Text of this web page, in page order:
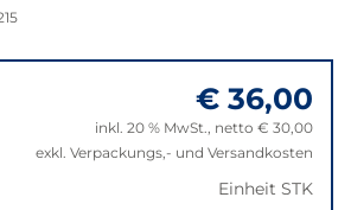
€ 36,00
inkl. 20 % MwSt., netto € 30,00
exkl. Verpackungs,- und Versandkosten
Einheit STK